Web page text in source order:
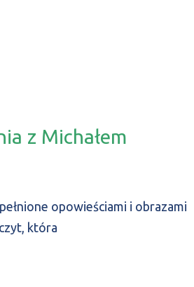
z Michałem
opowieściami i obrazami
która